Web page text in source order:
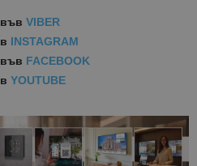
VIBER
INSTAGRAM
FACEBOOK
YOUTUBE